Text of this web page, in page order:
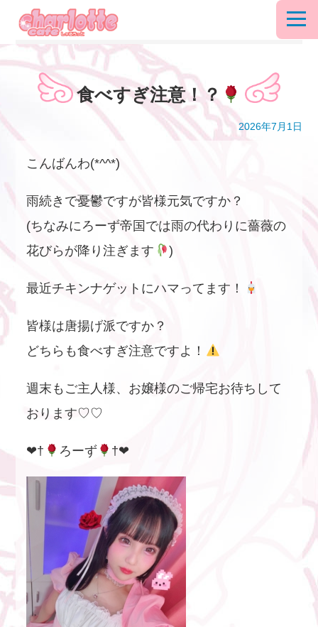
食べすぎ注意！？
2026年7月1日
こんばんわ(*^^*)
雨続きで憂鬱ですが皆様元気ですか？
(ちなみにろーず帝国では雨の代わりに薔薇の
花びらが降り注ぎます
)
最近チキンナゲットにハマってます！
皆様は唐揚げ派ですか？
どちらも食べすぎ注意ですよ！
週末もご主人様、お嬢様のご帰宅お待ちして
おります♡♡
❤︎† ろーず †❤︎